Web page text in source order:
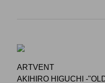
ARTVENT
AKIHIRO HIGUCHI -